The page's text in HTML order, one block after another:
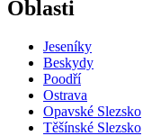
Oblasti
Jeseníky
Beskydy
Poodří
Ostrava
Opavské Slezsko
Těšínské Slezsko